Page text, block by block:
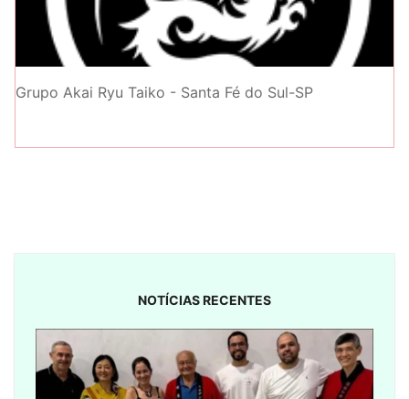
Grupo Akai Ryu Taiko - Santa Fé do Sul-SP
NOTÍCIAS RECENTES